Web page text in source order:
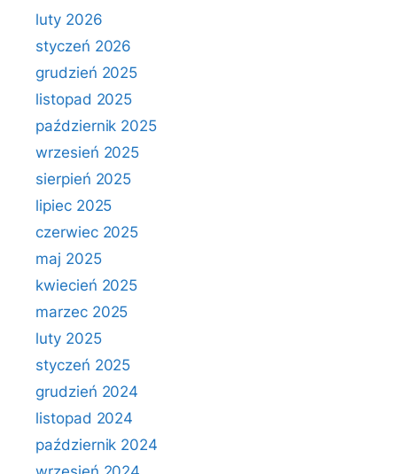
luty 2026
styczeń 2026
grudzień 2025
listopad 2025
październik 2025
wrzesień 2025
sierpień 2025
lipiec 2025
czerwiec 2025
maj 2025
kwiecień 2025
marzec 2025
luty 2025
styczeń 2025
grudzień 2024
listopad 2024
październik 2024